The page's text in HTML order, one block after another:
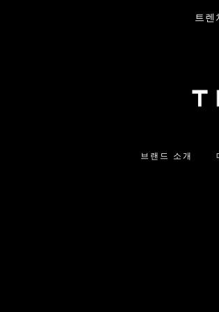
트렌
브랜드 소개